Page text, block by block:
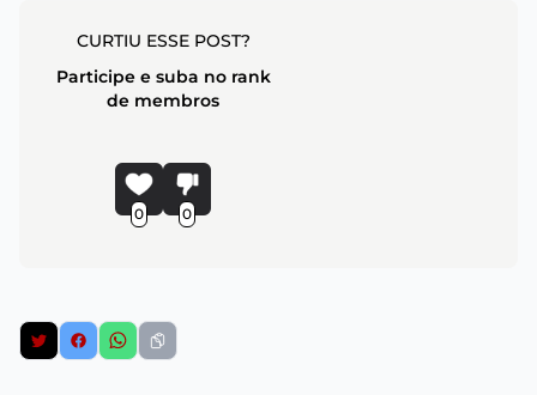
CURTIU ESSE POST?
Participe e suba no rank
de membros
0 0